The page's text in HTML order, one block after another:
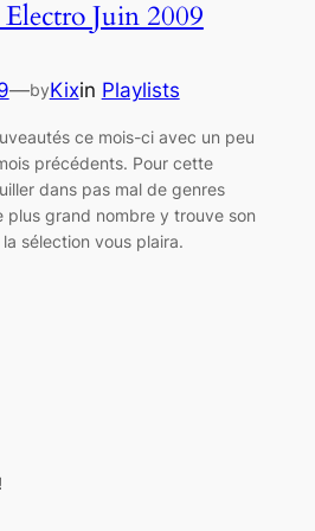
Juin 2009
—byKixin Playlists
ce mois-ci avec un peu
précédents. Pour cette
dans pas mal de genres
grand nombre y trouve son
sélection vous plaira.